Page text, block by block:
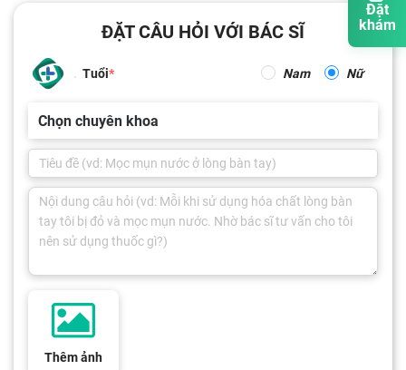
Đặt
khám
ĐẶT CÂU HỎI VỚI BÁC SĨ
Tuổi Nam Nữ
Chọn chuyên khoa
Thêm ảnh